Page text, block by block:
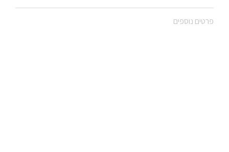
פרטים נוספים